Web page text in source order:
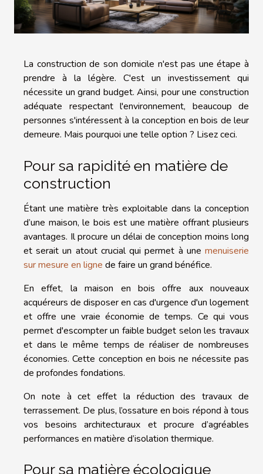
La construction de son domicile n'est pas une étape à
prendre à la légère. C'est un investissement qui
nécessite un grand budget. Ainsi, pour une construction
adéquate respectant l'environnement, beaucoup de
personnes s'intéressent à la conception en bois de leur
demeure. Mais pourquoi une telle option ? Lisez ceci.
Pour sa rapidité en matière de
construction
Étant une matière très exploitable dans la conception
d’une maison, le bois est une matière offrant plusieurs
avantages. Il procure un délai de conception moins long
et serait un atout crucial qui permet à une menuiserie
sur mesure en ligne de faire un grand bénéfice.
En effet, la maison en bois offre aux nouveaux
acquéreurs de disposer en cas d'urgence d'un logement
et offre une vraie économie de temps. Ce qui vous
permet d'escompter un faible budget selon les travaux
et dans le même temps de réaliser de nombreuses
économies. Cette conception en bois ne nécessite pas
de profondes fondations.
On note à cet effet la réduction des travaux de
terrassement. De plus, l’ossature en bois répond à tous
vos besoins architecturaux et procure d’agréables
performances en matière d’isolation thermique.
Pour sa matière écologique